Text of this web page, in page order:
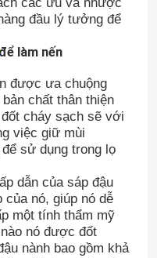
đầu lý tưởng để
làm nến
được ưa chuộng
chất thân thiện
cháy sạch sẽ với
việc giữ mùi
sử dụng trong lọ
dẫn của sáp đậu
của nó, giúp nó dễ
một tính thẩm mỹ
nó được đốt
nành bao gồm khả